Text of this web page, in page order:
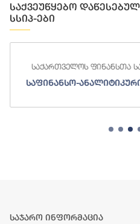
საქვეუწყებო
სსიპ-ები
საქართველოს ფინანსთა
საფინანსო-
საჯარო ინფორმაცია